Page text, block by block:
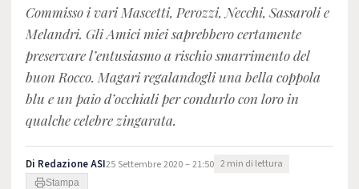
Commisso i vari Mascetti, Perozzi, Necchi, Sassaroli e
Melandri. Gli Amici miei saprebbero certamente
preservare l’entusiasmo a rischio smarrimento del
buon Rocco. Magari regalandogli una bella coppola
blu e un paio d’occhiali per condurlo con loro in
qualche celebre zingarata.
Di Redazione ASI25 Settembre 2020 – 21:50 2 min di lettura
Stampa